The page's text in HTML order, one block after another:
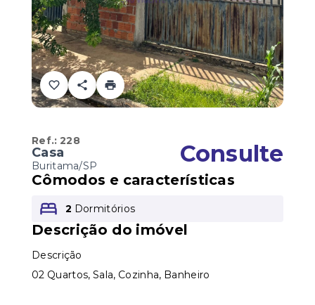
Ref.:228
Casa
Buritama/SP Consulte
Cômodos e características
2 Dormitórios
Descrição do imóvel
Descrição
02 Quartos, Sala, Cozinha, Banheiro